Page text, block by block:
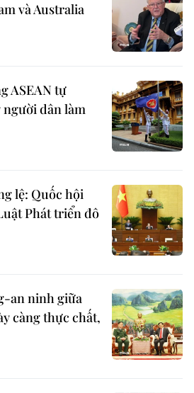
và Australia
ASEAN tự
người dân làm
lệ: Quốc hội
Phát triển đô
an ninh giữa
càng thực chất,